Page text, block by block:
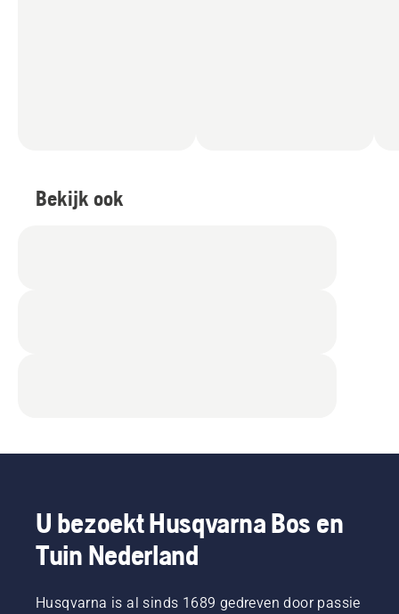
Bekijk ook
U bezoekt Husqvarna Bos en
Tuin Nederland
Husqvarna is al sinds 1689 gedreven door passie